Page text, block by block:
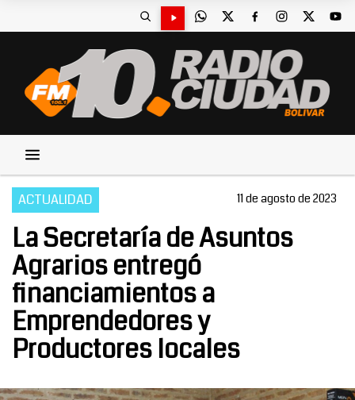
ACTUALIDAD 11 de agosto de 2023
La Secretaría de Asuntos
Agrarios entregó
financiamientos a
Emprendedores y
Productores locales